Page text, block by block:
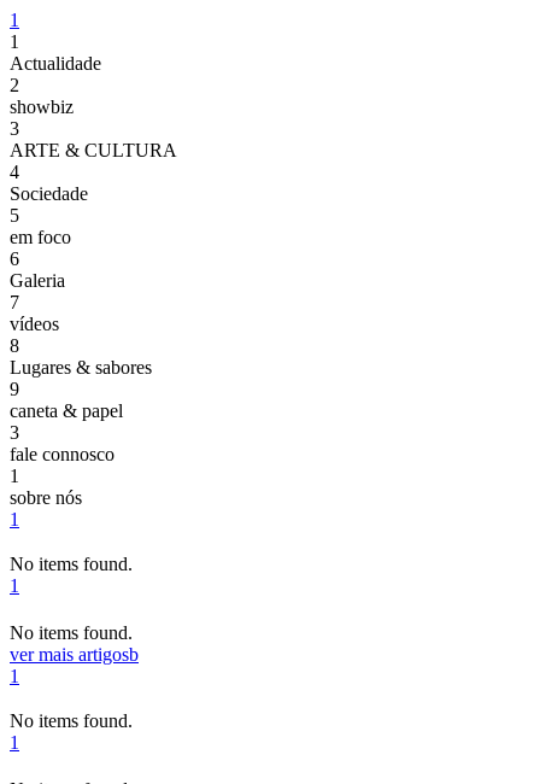
1
1
Actualidade
2
showbiz
3
ARTE & CULTURA
4
Sociedade
5
em foco
6
Galeria
7
vídeos
8
Lugares & sabores
9
caneta & papel
3
fale connosco
1
sobre nós
1
No items found.
1
No items found.
ver mais artigosb
1
No items found.
1